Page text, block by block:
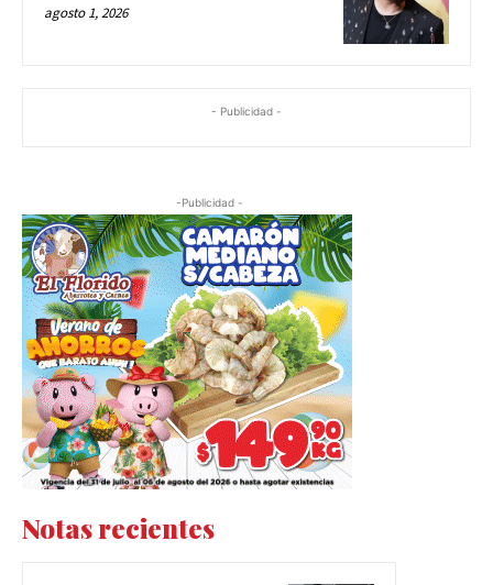
agosto 1, 2026
- Publicidad -
-Publicidad -
Notas recientes